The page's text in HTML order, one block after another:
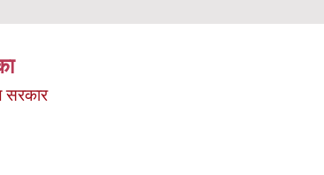
सरकार